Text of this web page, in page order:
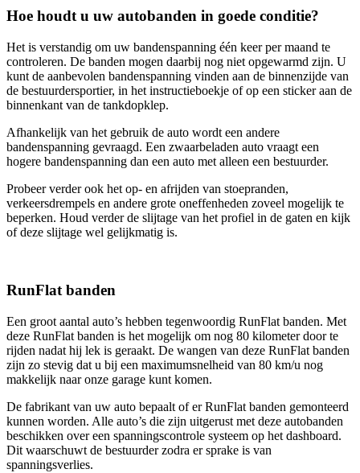
Hoe houdt u uw autobanden in goede conditie?
Het is verstandig om uw bandenspanning één keer per maand te
controleren. De banden mogen daarbij nog niet opgewarmd zijn. U
kunt de aanbevolen bandenspanning vinden aan de binnenzijde van
de bestuurdersportier, in het instructieboekje of op een sticker aan de
binnenkant van de tankdopklep.
Afhankelijk van het gebruik de auto wordt een andere
bandenspanning gevraagd. Een zwaarbeladen auto vraagt een
hogere bandenspanning dan een auto met alleen een bestuurder.
Probeer verder ook het op- en afrijden van stoepranden,
verkeersdrempels en andere grote oneffenheden zoveel mogelijk te
beperken. Houd verder de slijtage van het profiel in de gaten en kijk
of deze slijtage wel gelijkmatig is.
RunFlat banden
Een groot aantal auto’s hebben tegenwoordig RunFlat banden. Met
deze RunFlat banden is het mogelijk om nog 80 kilometer door te
rijden nadat hij lek is geraakt. De wangen van deze RunFlat banden
zijn zo stevig dat u bij een maximumsnelheid van 80 km/u nog
makkelijk naar onze garage kunt komen.
De fabrikant van uw auto bepaalt of er RunFlat banden gemonteerd
kunnen worden. Alle auto’s die zijn uitgerust met deze autobanden
beschikken over een spanningscontrole systeem op het dashboard.
Dit waarschuwt de bestuurder zodra er sprake is van
spanningsverlies.